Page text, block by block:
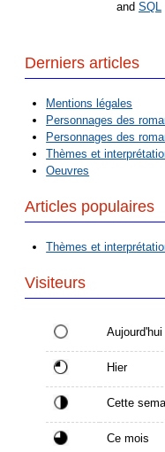
and SQL
Derniers articles
Mentions légales
Personnages des
Personnages des
Thèmes et
Oeuvres
Articles populaires
Thèmes et
Visiteurs
Aujourd'hui
Hier
Cette
Ce mois